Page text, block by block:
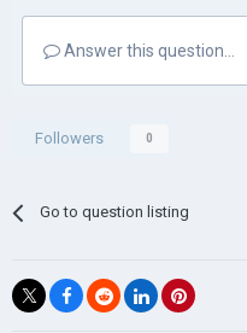
Answer this question...
Followers 0
Go to question listing